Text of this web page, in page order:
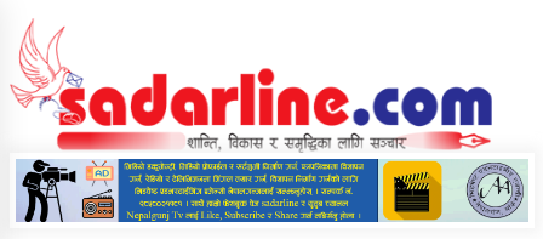
content
News For Nepal